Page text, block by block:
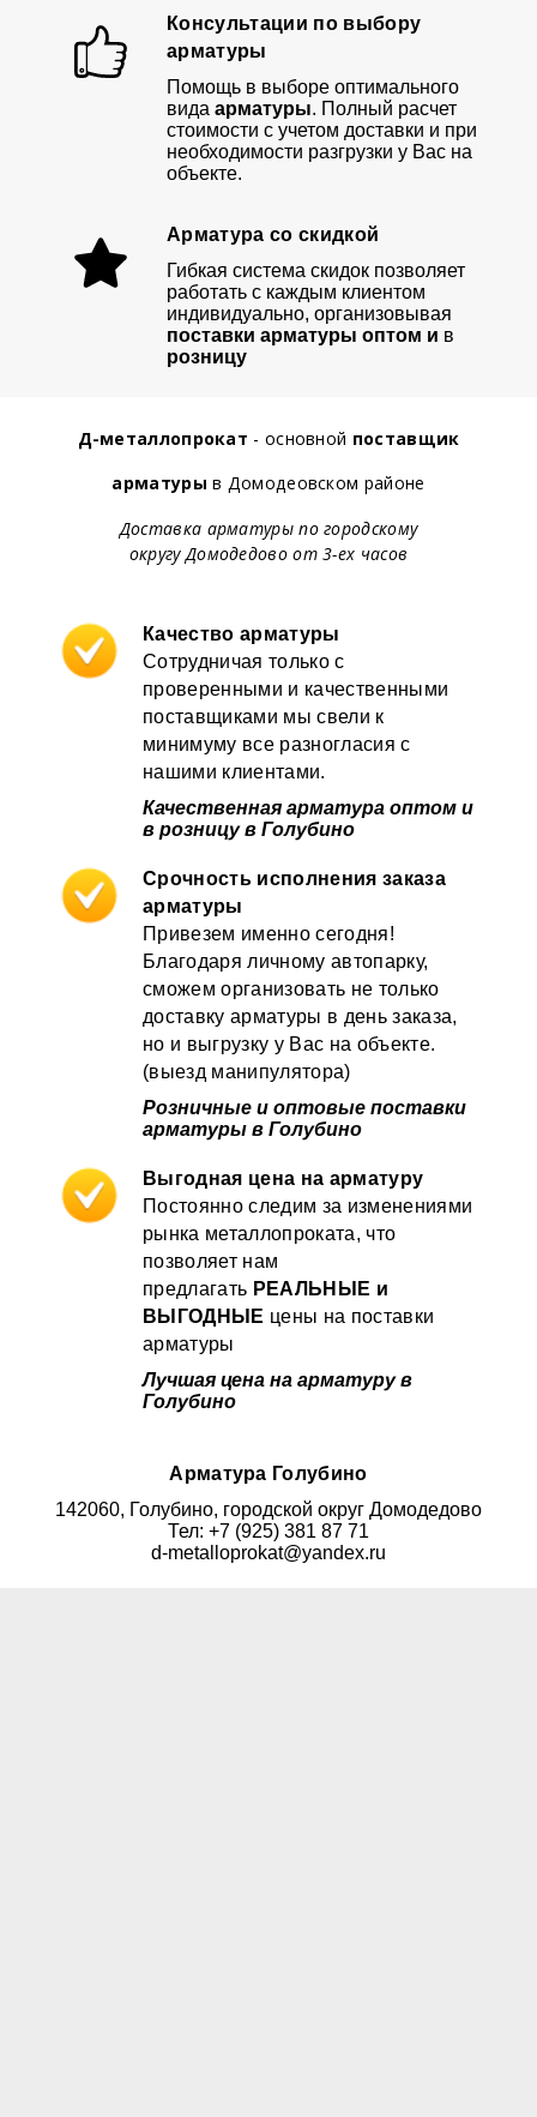
Консультации по выбору
арматуры
Помощь в выборе оптимального
вида арматуры. Полный расчет
стоимости с учетом доставки и при
необходимости разгрузки у Вас на
объекте.
Арматура со скидкой
Гибкая система скидок позволяет
работать с каждым клиентом
индивидуально, организовывая
поставки арматуры оптом и в
розницу
Д-металлопрокат - основной поставщик
арматуры в Домодеовском районе
Доставка арматуры по городскому
округу Домодедово от 3-ех часов
Качество арматуры
Сотрудничая только с
проверенными и качественными
поставщиками мы свели к
минимуму все разногласия с
нашими клиентами.
Качественная арматура оптом и
в розницу в Голубино
Срочность исполнения заказа
арматуры
Привезем именно сегодня!
Благодаря личному автопарку,
сможем организовать не только
доставку арматуры в день заказа,
но и выгрузку у Вас на объекте.
(выезд манипулятора)
Розничные и оптовые поставки
арматуры в Голубино
Выгодная цена на арматуру
Постоянно следим за изменениями
рынка металлопроката, что
позволяет нам
предлагать РЕАЛЬНЫЕ и
ВЫГОДНЫЕ цены на поставки
арматуры
Лучшая цена на арматуру в
Голубино
Арматура Голубино
142060, Голубино, городской округ Домодедово
Тел: +7 (925) 381 87 71
d-metalloprokat@yandex.ru